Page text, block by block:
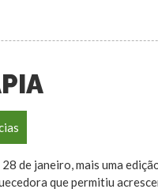
de janeiro, mais uma
que permitiu